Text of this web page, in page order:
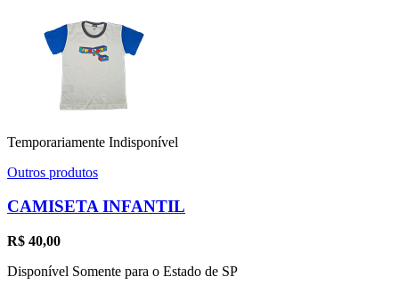
Temporariamente Indisponível
Outros produtos
CAMISETA INFANTIL
R$ 40,00
Disponível Somente para o Estado de SP